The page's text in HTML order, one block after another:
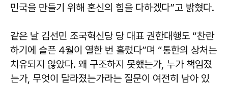
민국을 만들기 위해 혼신의 힘을 다하겠다”고 밝혔다.
같은 날 김선민 조국혁신당 당 대표 권한대행도 “찬란
하기에 슬픈 4월이 열한 번 흘렀다”며 “통한의 상처는
치유되지 않았다. 왜 구조하지 못했는가, 누가 책임졌
는가, 무엇이 달라졌는가라는 질문이 여전히 남아 있